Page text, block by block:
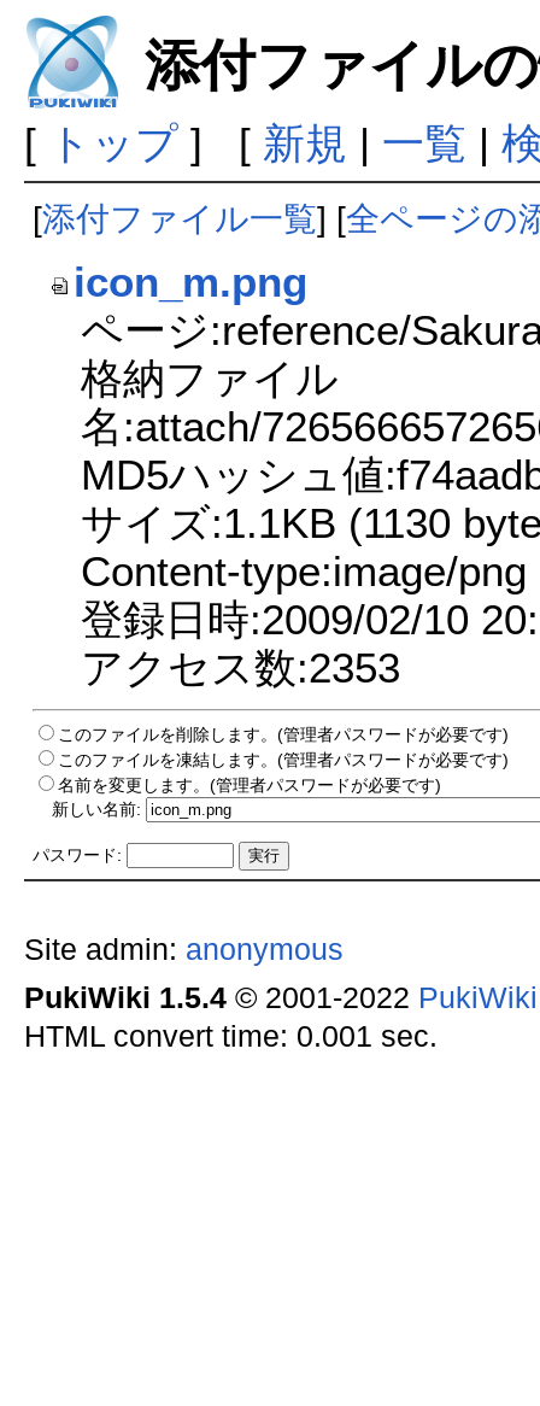
添付ファイル
[ トップ] [ 新規 | 一覧 |
[添付ファイル一覧] [全ページの
icon_m.png
ページ:reference/
格納ファイル
名:attach/
MD5ハッシュ値
サイズ:1.1KB (1130
Content-type:image/png
登録日時:2009/02/10
アクセス数:2353
このファイルを削除します。(管理者パスワードが必要です)
このファイルを凍結します。(管理者パスワードが必要です)
名前を変更します。(管理者パスワードが必要です)
新しい名前:
パスワード:
Site admin: anonymous
PukiWiki 1.5.4© 2001-2022
HTML convert time: 0.001 sec.